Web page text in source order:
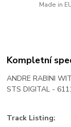
Made in
Kompletní
ANDRE RABINI
STS DIGITAL -
Track Listing: